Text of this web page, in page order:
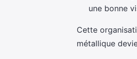
une bonne
Cette
métallique